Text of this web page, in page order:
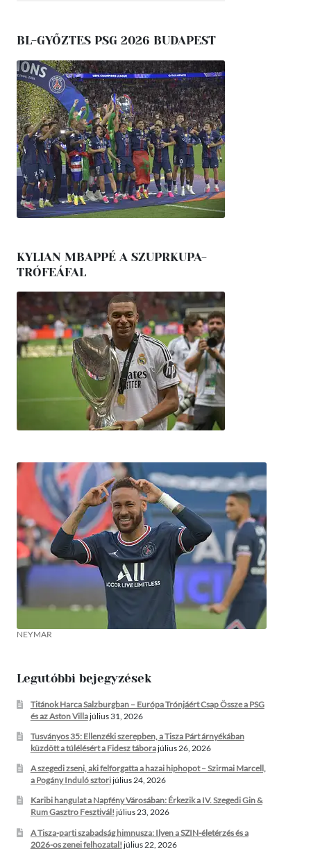
BL-GYŐZTES PSG 2026 BUDAPEST
KYLIAN MBAPPÉ A SZUPRKUPA-
TRÓFEÁFAL
NEYMAR
Legutóbbi bejegyzések
Titánok Harca Salzburgban – Európa Trónjáért Csap Össze a PSG
és az Aston Villajúlius 31, 2026
Tusványos 35: Ellenzéki szerepben, a Tisza Párt árnyékában
küzdött a túlélésért a Fidesz táborajúlius 26, 2026
A szegedi zseni, aki felforgatta a hazai hiphopot – Szirmai Marcell,
a Pogány Induló sztorijúlius 24, 2026
Karibi hangulat a Napfény Városában: Érkezik a IV. Szegedi Gin &
Rum Gasztro Fesztivál! július 23, 2026
A Tisza-parti szabadság himnusza: Ilyen a SZIN-életérzés és a
2026-os zenei felhozatal! július 22, 2026